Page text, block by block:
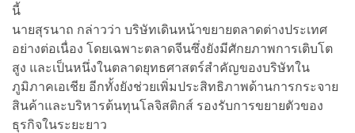
นี้
นายสุรนาถ กล่าวว่า บริษัทเดินหน้าขยายตลาดต่างประเทศ
อย่างต่อเนื่อง โดยเฉพาะตลาดจีนซึ่งยังมีศักยภาพการเติบโต
สูง และเป็นหนึ่งในตลาดยุทธศาสตร์สำคัญของบริษัทใน
ภูมิภาคเอเชีย อีกทั้งยังช่วยเพิ่มประสิทธิภาพด้านการกระจาย
สินค้าและบริหารต้นทุนโลจิสติกส์ รองรับการขยายตัวของ
ธุรกิจในระยะยาว